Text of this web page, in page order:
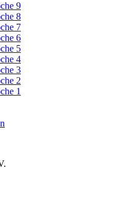
9
8
7
6
5
4
3
2
1